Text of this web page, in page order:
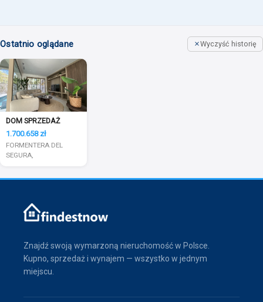
Ostatnio oglądane Wyczyść historię
DOM SPRZEDAŻ
1.700.658 zł
FORMENTERA DEL
SEGURA,
Znajdź swoją wymarzoną nieruchomość w Polsce.
Kupno, sprzedaż i wynajem — wszystko w jednym
miejscu.